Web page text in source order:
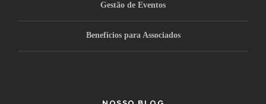
Gestão de Eventos
Benefícios para Associados